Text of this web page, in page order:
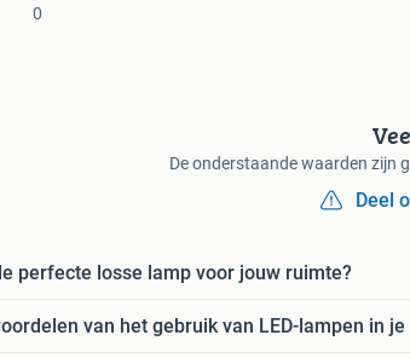
0
De onderstaande waarden zijn
Deel
perfecte losse lamp voor jouw ruimte?
van het gebruik van LED-lampen in